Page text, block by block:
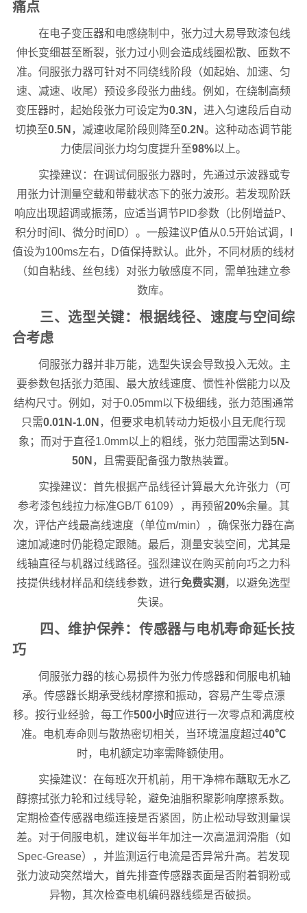
痛点
在电子变压器和电感绕制中，张力过大易导致漆包线
伸长变细甚至断裂，张力过小则会造成线圈松散、匝数不
准。伺服张力器可针对不同绕线阶段（如起始、加速、匀
速、减速、收尾）预设多段张力曲线。例如，在绕制高频
变压器时，起始段张力可设定为0.3N ，进入匀速段后自动
切换至0.5N ，减速收尾阶段则降至0.2N。这种动态调节能
力使层间张力均匀度提升至98%以上。
实操建议：在调试伺服张力器时，先通过示波器或专
用张力计测量空载和带载状态下的张力波形。若发现阶跃
响应出现超调或振荡，应适当调节PID参数（比例增益P、
积分时间I、微分时间D）。一般建议P值从0.5开始试调，I
值设为100ms左右，D值保持默认。此外，不同材质的线材
（如自粘线、丝包线）对张力敏感度不同，需单独建立参
数库。
三、选型关键：根据线径、速度与空间综
合考虑
伺服张力器并非万能，选型失误会导致投入无效。主
要参数包括张力范围、最大放线速度、惯性补偿能力以及
结构尺寸。例如，对于0.05mm以下极细线，张力范围通常
只需0.01N-1.0N ，但要求电机转动力矩极小且无爬行现
象；而对于直径1.0mm以上的粗线，张力范围需达到 5N-
50N ，且需要配备强力散热装置。
实操建议：首先根据产品线径计算最大允许张力（可
参考漆包线拉力标准GB/T 6109），再预留20%余量。其
次，评估产线最高线速度（单位m/min），确保张力器在高
速加减速时仍能稳定跟随。最后，测量安装空间，尤其是
线轴直径与机器过线路径。强烈建议在购买前向巧之力科
技提供线材样品和绕线参数，进行免费实测 ，以避免选型
失误。
四、维护保养：传感器与电机寿命延长技
巧
伺服张力器的核心易损件为张力传感器和伺服电机轴
承。传感器长期承受线材摩擦和振动，容易产生零点漂
移。按行业经验，每工作500小时应进行一次零点和满度校
准。电机寿命则与散热密切相关，当环境温度超过40℃
时，电机额定功率需降额使用。
实操建议：在每班次开机前，用干净棉布蘸取无水乙
醇擦拭张力轮和过线导轮，避免油脂积聚影响摩擦系数。
定期检查传感器电缆连接是否紧固，防止松动导致测量误
差。对于伺服电机，建议每半年加注一次高温润滑脂（如
Spec-Grease），并监测运行电流是否异常升高。若发现
张力波动突然增大，首先排查传感器表面是否附着铜粉或
异物，其次检查电机编码器线缆是否破损。